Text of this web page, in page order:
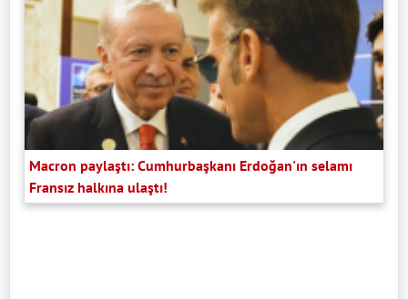
Macron paylaştı: Cumhurbaşkanı Erdoğan'ın selamı
Fransız halkına ulaştı!